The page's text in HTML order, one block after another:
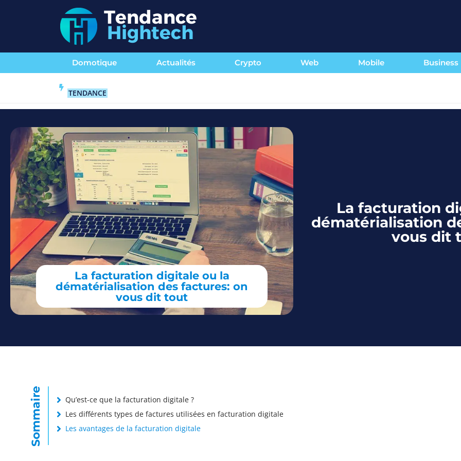
Domotique Actualités Crypto Web Mobile Business
TENDANCE
La facturation digitale ou la
dématérialisation des factures: on
vous dit tout
La facturation
dématérialisation
vous dit
Sommaire
Qu’est-ce que la facturation digitale ?
Les différents types de factures utilisées en facturation digitale
Les avantages de la facturation digitale